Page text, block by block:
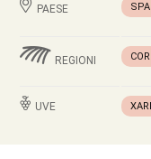
PAESE
REGIONI
UVE